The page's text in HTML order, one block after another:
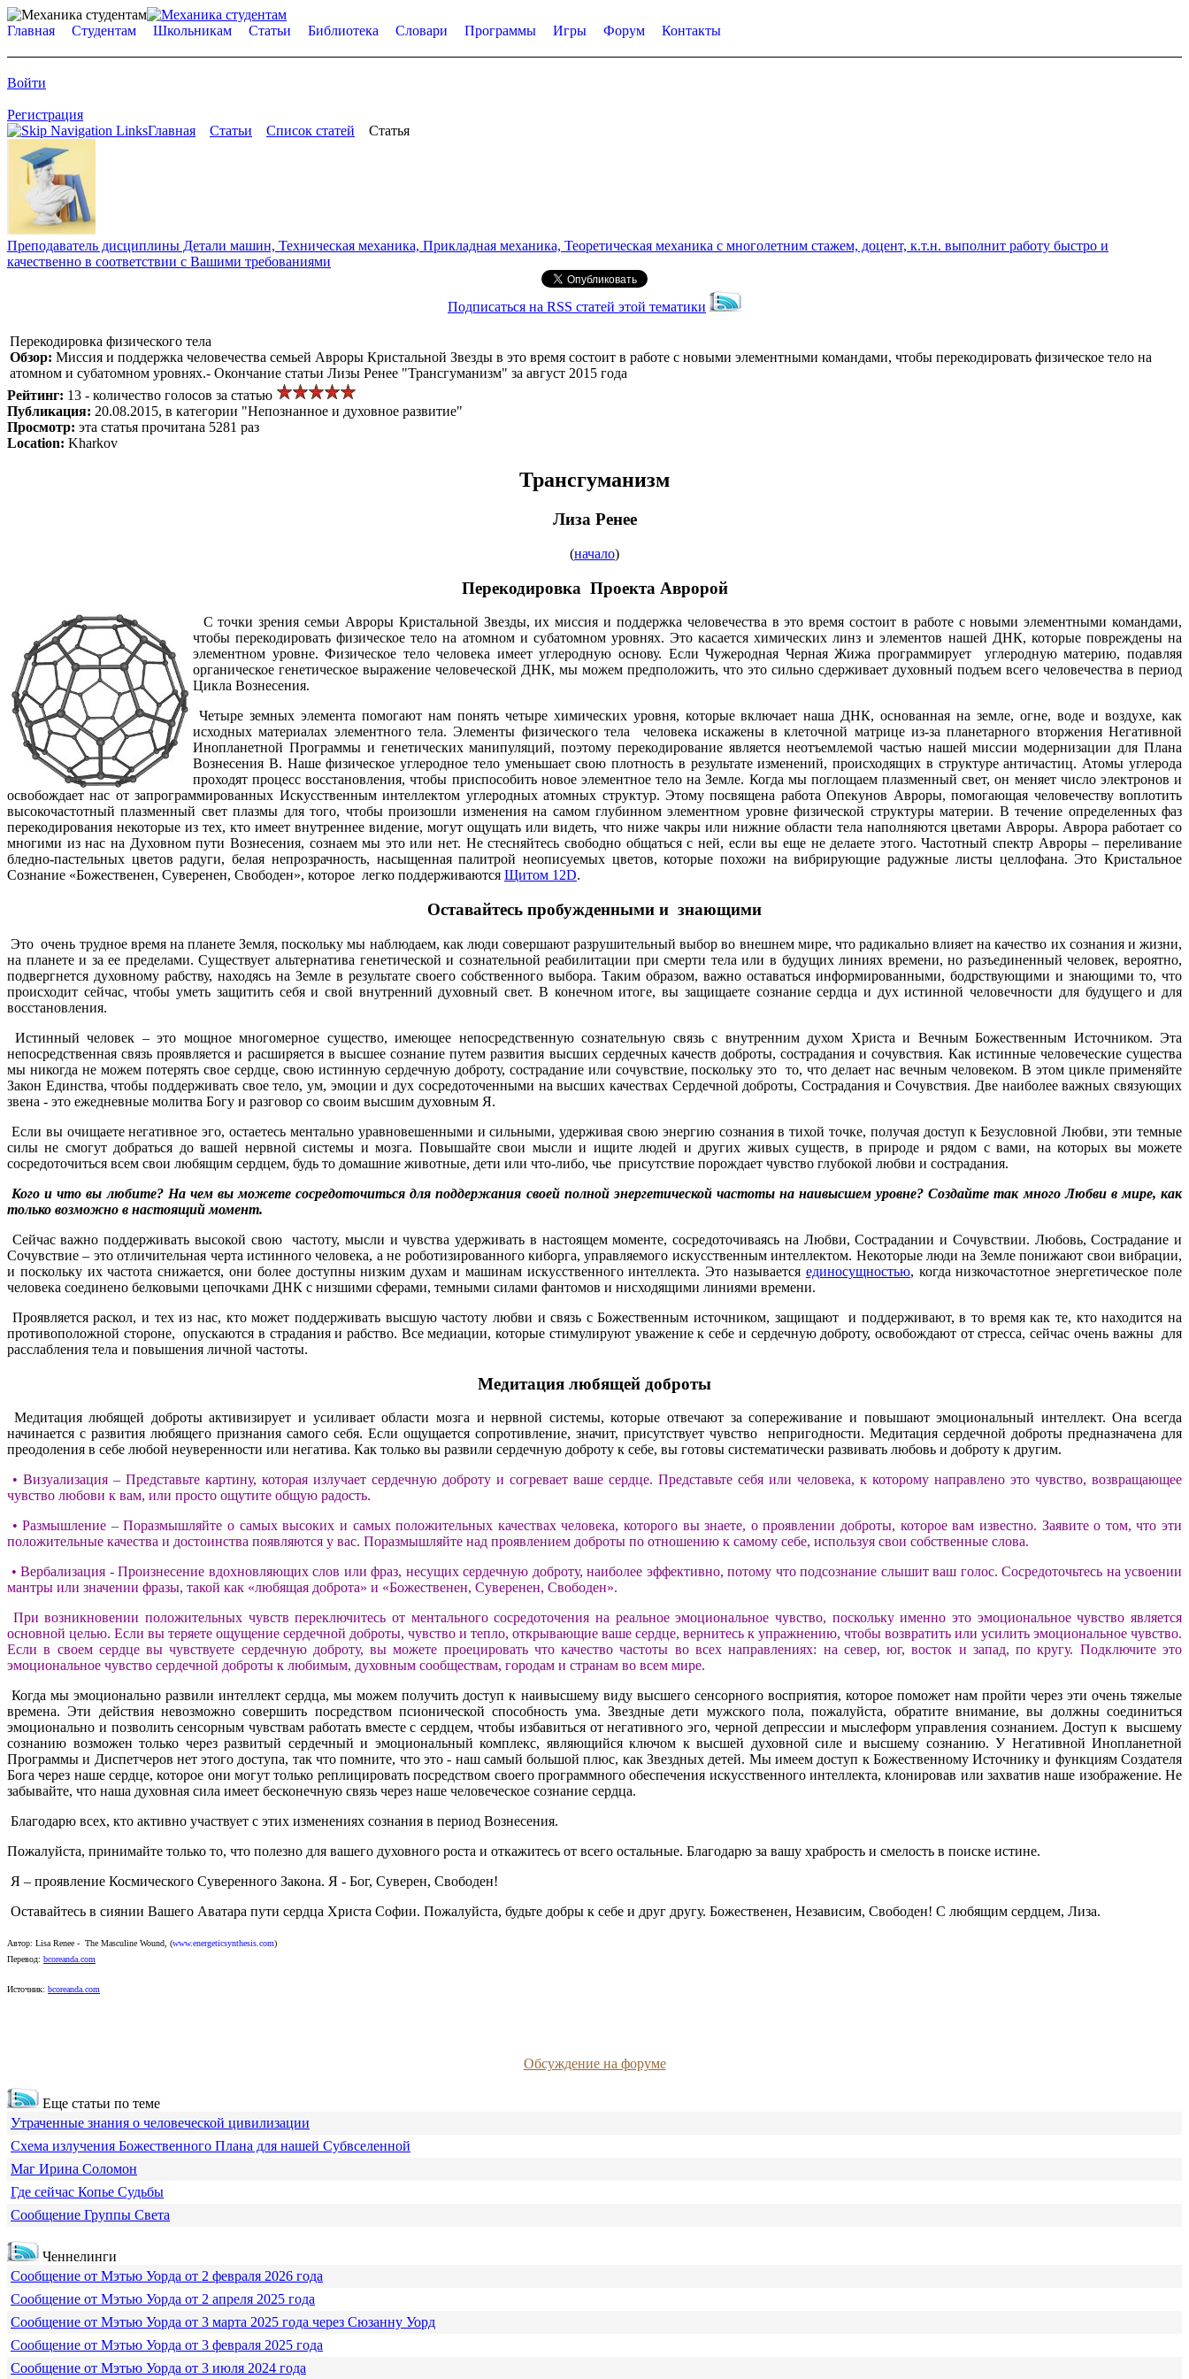
Главная Студентам Школьникам Статьи Библиотека Словари Программы Игры Форум Контакты
Войти
Регистрация
Главная
Статьи Список статей Статья
Преподаватель дисциплины Детали машин, Техническая механика, Прикладная механика, Теоретическая механика с многолетним стажем, доцент, к.т.н. выполнит работу быстро и
качественно в соответствии с Вашими требованиями
Подписаться на RSS статей этой тематики
Перекодировка физического тела
Обзор: Миссия и поддержка человечества семьей Авроры Кристальной Звезды в это время состоит в работе с новыми элементными командами, чтобы перекодировать физическое тело на
атомном и субатомном уровнях.- Окончание статьи Лизы Ренее "Трансгуманизм" за август 2015 года
Рейтинг: 13 - количество голосов за статью
Публикация: 20.08.2015, в категории "Непознанное и духовное развитие"
Просмотр: эта статья прочитана 5281 раз
Location: Kharkov
Трансгуманизм
Лиза Ренее
(начало)
Перекодировка Проекта Авророй
С точки зрения семьи Авроры Кристальной Звезды, их миссия и поддержка человечества в это время состоит в работе с новыми элементными командами,
чтобы перекодировать физическое тело на атомном и субатомном уровнях. Это касается химических линз и элементов нашей ДНК, которые повреждены на
элементном уровне. Физическое тело человека имеет углеродную основу. Если Чужеродная Черная Жижа программирует углеродную материю, подавляя
органическое генетическое выражение человеческой ДНК, мы можем предположить, что это сильно сдерживает духовный подъем всего человечества в период
Цикла Вознесения.
Четыре земных элемента помогают нам понять четыре химических уровня, которые включает наша ДНК, основанная на земле, огне, воде и воздухе, как
исходных материалах элементного тела. Элементы физического тела человека искажены в клеточной матрице из-за планетарного вторжения Негативной
Инопланетной Программы и генетических манипуляций, поэтому перекодирование является неотъемлемой частью нашей миссии модернизации для Плана
Вознесения B. Наше физическое углеродное тело уменьшает свою плотность в результате изменений, происходящих в структуре античастиц. Атомы углерода
проходят процесс восстановления, чтобы приспособить новое элементное тело на Земле. Когда мы поглощаем плазменный свет, он меняет число электронов и
освобождает нас от запрограммированных Искусственным интеллектом углеродных атомных структур. Этому посвящена работа Опекунов Авроры, помогающая человечеству воплотить
высокочастотный плазменный свет плазмы для того, чтобы произошли изменения на самом глубинном элементном уровне физической структуры материи. В течение определенных фаз
перекодирования некоторые из тех, кто имеет внутреннее видение, могут ощущать или видеть, что ниже чакры или нижние области тела наполняются цветами Авроры. Аврора работает со
многими из нас на Духовном пути Вознесения, сознаем мы это или нет. Не стесняйтесь свободно общаться с ней, если вы еще не делаете этого. Частотный спектр Авроры – переливание
бледно-пастельных цветов радуги, белая непрозрачность, насыщенная палитрой неописуемых цветов, которые похожи на вибрирующие радужные листы целлофана. Это Кристальное
Сознание «Божественен, Суверенен, Свободен», которое легко поддерживаются Щитом 12D.
Оставайтесь пробужденными и знающими
Это очень трудное время на планете Земля, поскольку мы наблюдаем, как люди совершают разрушительный выбор во внешнем мире, что радикально влияет на качество их сознания и жизни,
на планете и за ее пределами. Существует альтернатива генетической и сознательной реабилитации при смерти тела или в будущих линиях времени, но разъединенный человек, вероятно,
подвергнется духовному рабству, находясь на Земле в результате своего собственного выбора. Таким образом, важно оставаться информированными, бодрствующими и знающими то, что
происходит сейчас, чтобы уметь защитить себя и свой внутренний духовный свет. В конечном итоге, вы защищаете сознание сердца и дух истинной человечности для будущего и для
восстановления.
Истинный человек – это мощное многомерное существо, имеющее непосредственную сознательную связь с внутренним духом Христа и Вечным Божественным Источником. Эта
непосредственная связь проявляется и расширяется в высшее сознание путем развития высших сердечных качеств доброты, сострадания и сочувствия. Как истинные человеческие существа
мы никогда не можем потерять свое сердце, свою истинную сердечную доброту, сострадание или сочувствие, поскольку это то, что делает нас вечным человеком. В этом цикле применяйте
Закон Единства, чтобы поддерживать свое тело, ум, эмоции и дух сосредоточенными на высших качествах Сердечной доброты, Сострадания и Сочувствия. Две наиболее важных связующих
звена - это ежедневные молитва Богу и разговор со своим высшим духовным Я.
Если вы очищаете негативное эго, остаетесь ментально уравновешенными и сильными, удерживая свою энергию сознания в тихой точке, получая доступ к Безусловной Любви, эти темные
силы не смогут добраться до вашей нервной системы и мозга. Повышайте свои мысли и ищите людей и других живых существ, в природе и рядом с вами, на которых вы можете
сосредоточиться всем свои любящим сердцем, будь то домашние животные, дети или что-либо, чье присутствие порождает чувство глубокой любви и сострадания.
Кого и что вы любите? На чем вы можете сосредоточиться для поддержания своей полной энергетической частоты на наивысшем уровне? Создайте так много Любви в мире, как
только возможно в настоящий момент.
Сейчас важно поддерживать высокой свою частоту, мысли и чувства удерживать в настоящем моменте, сосредоточиваясь на Любви, Сострадании и Сочувствии. Любовь, Сострадание и
Сочувствие – это отличительная черта истинного человека, а не роботизированного киборга, управляемого искусственным интеллектом. Некоторые люди на Земле понижают свои вибрации,
и поскольку их частота снижается, они более доступны низким духам и машинам искусственного интеллекта. Это называется единосущностью, когда низкочастотное энергетическое поле
человека соединено белковыми цепочками ДНК с низшими сферами, темными силами фантомов и нисходящими линиями времени.
Проявляется раскол, и тех из нас, кто может поддерживать высшую частоту любви и связь с Божественным источником, защищают и поддерживают, в то время как те, кто находится на
противоположной стороне, опускаются в страдания и рабство. Все медиации, которые стимулируют уважение к себе и сердечную доброту, освобождают от стресса, сейчас очень важны для
расслабления тела и повышения личной частоты.
Медитация любящей доброты
Медитация любящей доброты активизирует и усиливает области мозга и нервной системы, которые отвечают за сопереживание и повышают эмоциональный интеллект. Она всегда
начинается с развития любящего признания самого себя. Если ощущается сопротивление, значит, присутствует чувство непригодности. Медитация сердечной доброты предназначена для
преодоления в себе любой неуверенности или негатива. Как только вы развили сердечную доброту к себе, вы готовы систематически развивать любовь и доброту к другим.
• Визуализация – Представьте картину, которая излучает сердечную доброту и согревает ваше сердце. Представьте себя или человека, к которому направлено это чувство, возвращающее
чувство любови к вам, или просто ощутите общую радость.
• Размышление – Поразмышляйте о самых высоких и самых положительных качествах человека, которого вы знаете, о проявлении доброты, которое вам известно. Заявите о том, что эти
положительные качества и достоинства появляются у вас. Поразмышляйте над проявлением доброты по отношению к самому себе, используя свои собственные слова.
• Вербализация - Произнесение вдохновляющих слов или фраз, несущих сердечную доброту, наиболее эффективно, потому что подсознание слышит ваш голос. Сосредоточьтесь на усвоении
мантры или значении фразы, такой как «любящая доброта» и «Божественен, Суверенен, Свободен».
При возникновении положительных чувств переключитесь от ментального сосредоточения на реальное эмоциональное чувство, поскольку именно это эмоциональное чувство является
основной целью. Если вы теряете ощущение сердечной доброты, чувство и тепло, открывающие ваше сердце, вернитесь к упражнению, чтобы возвратить или усилить эмоциональное чувство.
Если в своем сердце вы чувствуете сердечную доброту, вы можете проецировать что качество частоты во всех направлениях: на север, юг, восток и запад, по кругу. Подключите это
эмоциональное чувство сердечной доброты к любимым, духовным сообществам, городам и странам во всем мире.
Когда мы эмоционально развили интеллект сердца, мы можем получить доступ к наивысшему виду высшего сенсорного восприятия, которое поможет нам пройти через эти очень тяжелые
времена. Эти действия невозможно совершить посредством псионической способность ума. Звездные дети мужского пола, пожалуйста, обратите внимание, вы должны соединиться
эмоционально и позволить сенсорным чувствам работать вместе с сердцем, чтобы избавиться от негативного эго, черной депрессии и мыслеформ управления сознанием. Доступ к высшему
сознанию возможен только через развитый сердечный и эмоциональный комплекс, являющийся ключом к высшей духовной силе и высшему сознанию. У Негативной Инопланетной
Программы и Диспетчеров нет этого доступа, так что помните, что это - наш самый большой плюс, как Звездных детей. Мы имеем доступ к Божественному Источнику и функциям Создателя
Бога через наше сердце, которое они могут только реплицировать посредством своего программного обеспечения искусственного интеллекта, клонировав или захватив наше изображение. Не
забывайте, что наша духовная сила имеет бесконечную связь через наше человеческое сознание сердца.
Благодарю всех, кто активно участвует с этих изменениях сознания в период Вознесения.
Пожалуйста, принимайте только то, что полезно для вашего духовного роста и откажитесь от всего остальные. Благодарю за вашу храбрость и смелость в поиске истине.
Я – проявление Космического Суверенного Закона. Я - Бог, Суверен, Свободен!
Оставайтесь в сиянии Вашего Аватара пути сердца Христа Софии. Пожалуйста, будьте добры к себе и друг другу. Божественен, Независим, Свободен! С любящим сердцем, Лиза.
Автор: Lisa Renee - The Masculine Wound, (www.energeticsynthesis.com)
Перевод: bcoreanda.com
Источник: bcoreanda.com
Обсуждение на форуме
Еще статьи по теме
Утраченные знания о человеческой цивилизации
Схема излучения Божественного Плана для нашей Субвселенной
Маг Ирина Соломон
Где сейчас Копье Судьбы
Сообщение Группы Света
Ченнелинги
Сообщение от Мэтью Уорда от 2 февраля 2026 года
Сообщение от Мэтью Уорда от 2 апреля 2025 года
Сообщение от Мэтью Уорда от 3 марта 2025 года через Сюзанну Уорд
Сообщение от Мэтью Уорда от 3 февраля 2025 года
Сообщение от Мэтью Уорда от 3 июля 2024 года